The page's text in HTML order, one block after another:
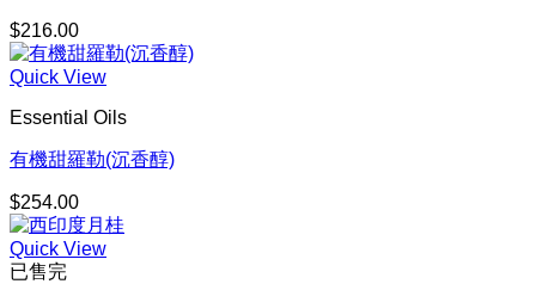
$216.00
Quick View
Essential Oils
有機甜羅勒(沉香醇)
$254.00
Quick View
已售完